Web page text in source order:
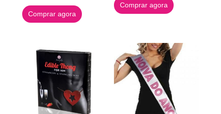
Comprar agora
Comprar agora